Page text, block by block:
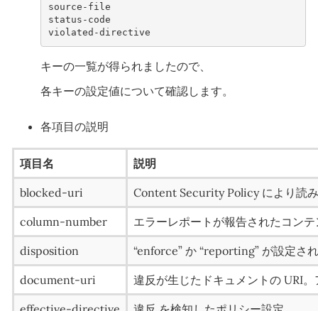
source-file
status-code
violated-directive
キーの一覧が得られましたので、
各キーの設定値について確認します。
各項目の説明
項目名 説明
blocked-uri Content Security Policy により読
column-number エラーレポートが報告されたコン
disposition “enforce” か “reporting” が設定さ
document-uri 違反が生じたドキュメントの URI